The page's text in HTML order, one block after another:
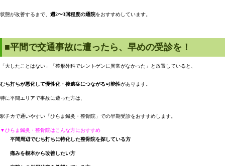
状態が改善するまで、 週2〜3回程度の通院をおすすめしています。
■平間で交通事故に遭ったら、早めの受診を！
「大したことはない」「整形外科でレントゲンに異常がなかった」と放置していると、
むち打ちが悪化して慢性化・後遺症につながる可能性があります。
特に平間エリアで事故に遭った方は、
駅チカで通いやすい「ひらま鍼灸・整骨院」での早期受診をおすすめします。
▼ひらま鍼灸・整骨院はこんな方におすすめ
平間周辺でむち打ちに特化した整骨院を探している方
痛みを根本から改善したい方